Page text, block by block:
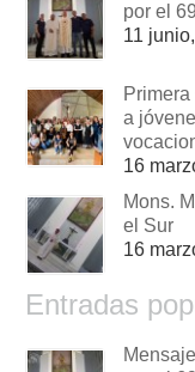
por el
11
a
16
Mons.
el Sur
16
Entradas